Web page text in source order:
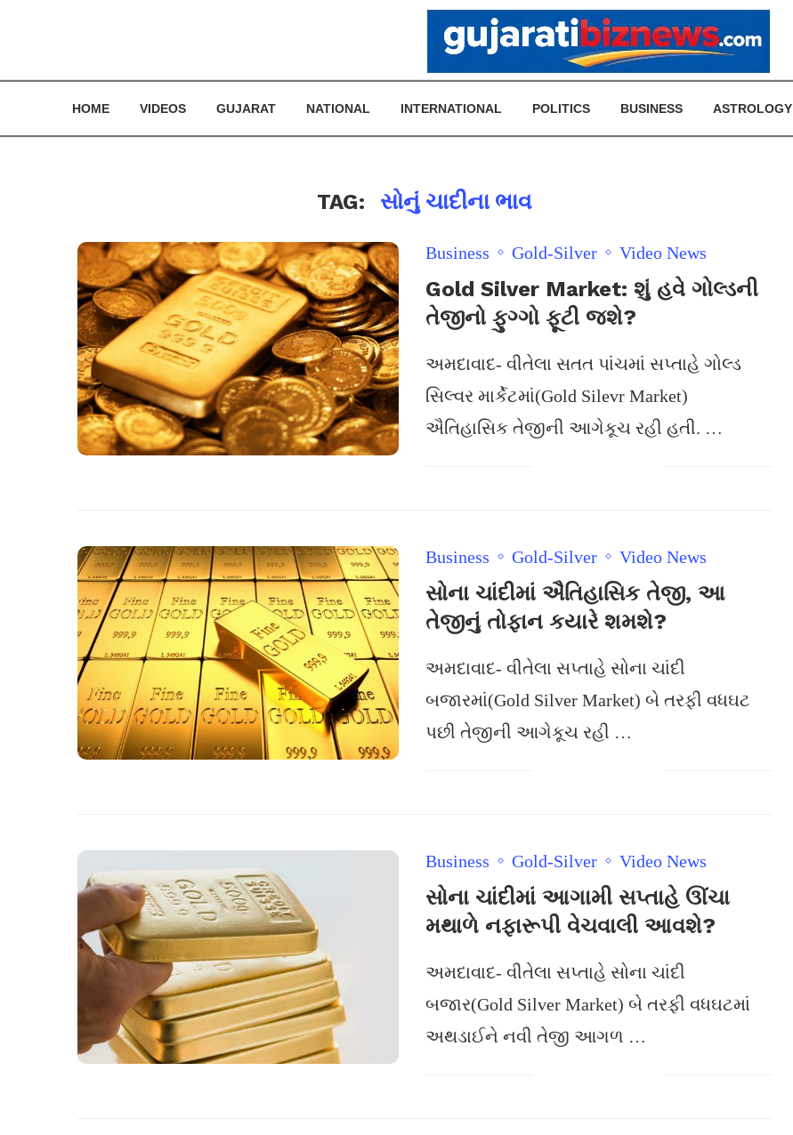
HOME VIDEOS GUJARAT NATIONAL INTERNATIONAL POLITICS BUSINESS ASTROLOGY
TAG: સોનું ચાદીના ભાવ
Business Gold-Silver Video News
Gold Silver Market: શું હવે ગોલ્ડની
તેજીનો ફુગ્ગો ફૂટી જશે?
અમદાવાદ- વીતેલા સતત પાંચમાં સપ્તાહે ગોલ્ડ
સિલ્વર માર્કેટમાં(Gold Silevr Market)
ઐતિહાસિક તેજીની આગેકૂચ રહી હતી. …
Business Gold-Silver Video News
સોના ચાંદીમાં ઐતિહાસિક તેજી, આ
તેજીનું તોફાન કયારે શમશે?
અમદાવાદ- વીતેલા સપ્તાહે સોના ચાંદી
બજારમાં(Gold Silver Market) બે તરફી વધઘટ
પછી તેજીની આગેકૂચ રહી …
Business Gold-Silver Video News
સોના ચાંદીમાં આગામી સપ્તાહે ઊંચા
મથાળે નફારૂપી વેચવાલી આવશે?
અમદાવાદ- વીતેલા સપ્તાહે સોના ચાંદી
બજાર(Gold Silver Market) બે તરફી વધઘટમાં
અથડાઈને નવી તેજી આગળ …